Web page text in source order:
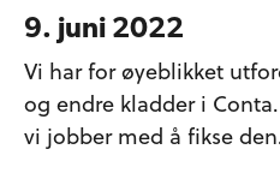
9. juni 2022
Vi har for øyeblikket
og endre kladder i
vi jobber med å fikse